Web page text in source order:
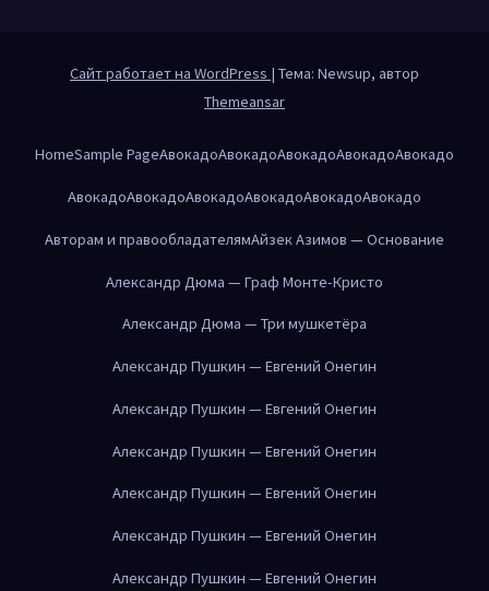
Сайт работает на WordPress | Тема: Newsup, автор
Themeansar
HomeSample PageАвокадоАвокадоАвокадоАвокадоАвокадо
АвокадоАвокадоАвокадоАвокадоАвокадоАвокадо
Авторам и правообладателямАйзек Азимов — Основание
Александр Дюма — Граф Монте-Кристо
Александр Дюма — Три мушкетёра
Александр Пушкин — Евгений Онегин
Александр Пушкин — Евгений Онегин
Александр Пушкин — Евгений Онегин
Александр Пушкин — Евгений Онегин
Александр Пушкин — Евгений Онегин
Александр Пушкин — Евгений Онегин